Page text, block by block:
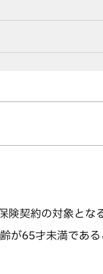
険契約の対象とな
が65才未満である